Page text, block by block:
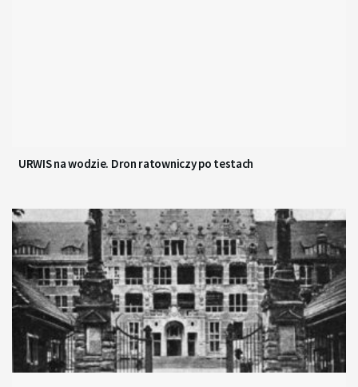
URWIS na wodzie. Dron ratowniczy po testach